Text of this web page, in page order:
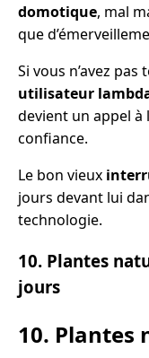
domotique, mal
que
Si vous n’avez
utilisateur
devient un appel
confiance.
Le bon vieux
jours devant lui
technologie.
10. Plantes
jours
10. Plantes